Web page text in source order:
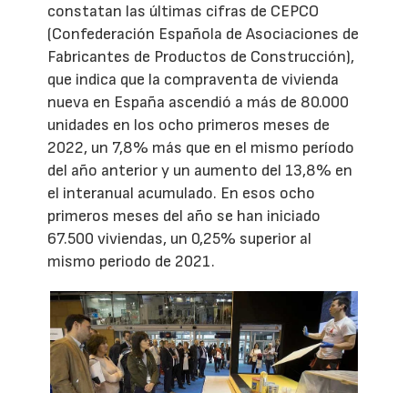
constatan las últimas cifras de CEPCO
(Confederación Española de Asociaciones de
Fabricantes de Productos de Construcción),
que indica que la compraventa de vivienda
nueva en España ascendió a más de 80.000
unidades en los ocho primeros meses de
2022, un 7,8% más que en el mismo período
del año anterior y un aumento del 13,8% en
el interanual acumulado. En esos ocho
primeros meses del año se han iniciado
67.500 viviendas, un 0,25% superior al
mismo periodo de 2021.